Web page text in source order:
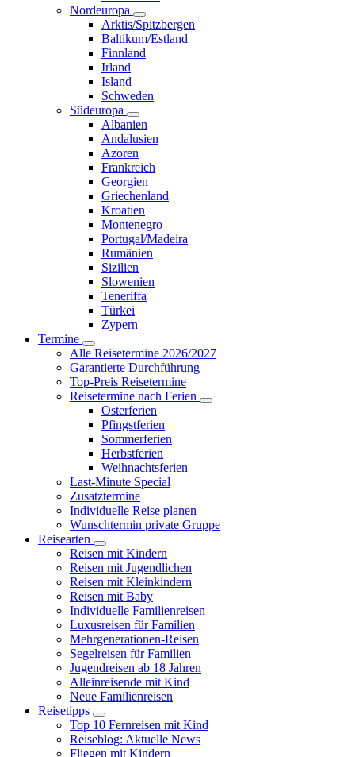
Nordeuropa
Arktis/Spitzbergen
Baltikum/Estland
Finnland
Irland
Island
Schweden
Südeuropa
Albanien
Andalusien
Azoren
Frankreich
Georgien
Griechenland
Kroatien
Montenegro
Portugal/Madeira
Rumänien
Sizilien
Slowenien
Teneriffa
Türkei
Zypern
Termine
Alle Reisetermine 2026/2027
Garantierte Durchführung
Top-Preis Reisetermine
Reisetermine nach Ferien
Osterferien
Pfingstferien
Sommerferien
Herbstferien
Weihnachtsferien
Last-Minute Special
Zusatztermine
Individuelle Reise planen
Wunschtermin private Gruppe
Reisearten
Reisen mit Kindern
Reisen mit Jugendlichen
Reisen mit Kleinkindern
Reisen mit Baby
Individuelle Familienreisen
Luxusreisen für Familien
Mehrgenerationen-Reisen
Segelreisen für Familien
Jugendreisen ab 18 Jahren
Alleinreisende mit Kind
Neue Familienreisen
Reisetipps
Top 10 Fernreisen mit Kind
Reiseblog: Aktuelle News
Fliegen mit Kindern